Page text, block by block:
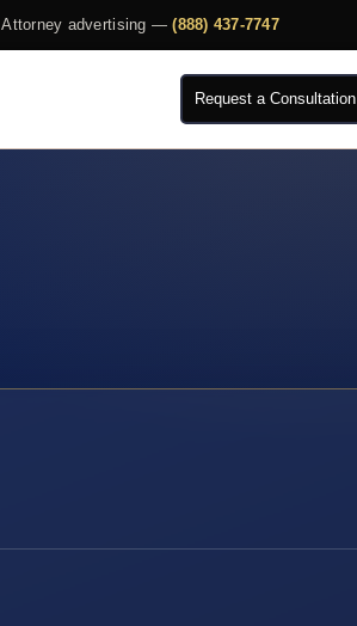
Attorney advertising —(888) 437-7747
Request a Consultation